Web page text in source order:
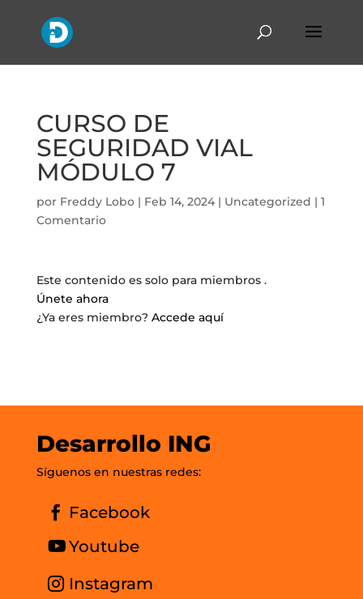
CURSO DE
SEGURIDAD VIAL
MÓDULO 7
por Freddy Lobo| Feb 14, 2024| Uncategorized | 1
Comentario
Este contenido es solo para miembros .
Únete ahora
¿Ya eres miembro? Accede aquí
Desarrollo ING
Síguenos en nuestras redes:
Facebook
Youtube
Instagram